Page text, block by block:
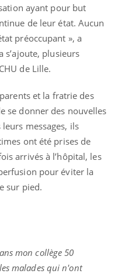
ayant pour but
de leur état. Aucun
préoccupant », a
s’ajoute, plusieurs
de Lille.
et la fratrie des
se donner des nouvelles
messages, ils
ont été prises de
arrivés à l’hôpital, les
pour éviter la
sur pied.
mon collège 50
malades qui n'ont